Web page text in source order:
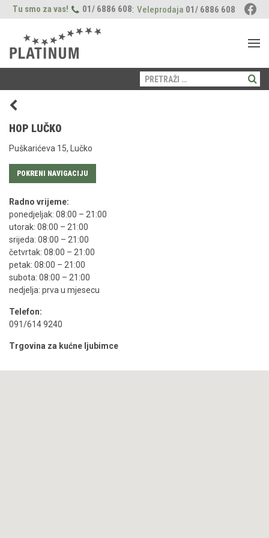
Tu smo za vas! 01/ 6886 608: Veleprodaja 01/ 6886 608
Pretraži:
PAS
Proizvodi
Njega
Fleischsaftgarung
Prehrana
Opći savjeti
Zdravlje
Vodič za štence
Proizvodi
Suha hrana
Njega
Freshmeatdryer
Prehrana
Zdravlje
Opći savjeti
LOKACIJE
O NAMA
Naši momenti
HOP LUČKO
Puškarićeva 15, Lučko
POKRENI NAVIGACIJU
Radno vrijeme:
ponedjeljak: 08:00 – 21:00
utorak: 08:00 – 21:00
srijeda: 08:00 – 21:00
četvrtak: 08:00 – 21:00
petak: 08:00 – 21:00
subota: 08:00 – 21:00
nedjelja: prva u mjesecu
Telefon:
091/614 9240
Trgovina za kućne ljubimce